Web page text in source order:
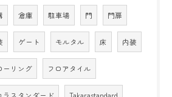
倉庫 駐車場 門 門扉
ゲート モルタル 床 内装
ーリング フロアタイル